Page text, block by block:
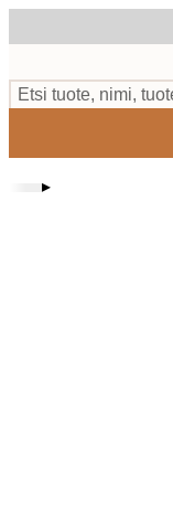
to
content.
Etsi tuote, nimi,
▸